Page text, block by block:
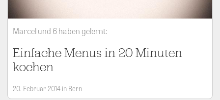
Marcel und 6 haben gelernt:
Einfache Menus in 20 Minuten
kochen
20. Februar 2014 in Bern